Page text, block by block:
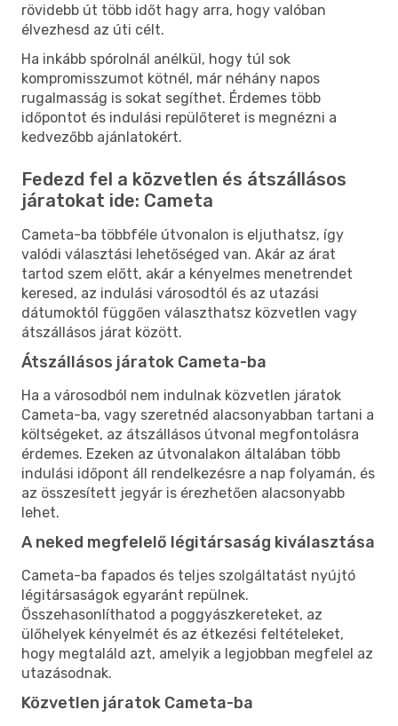
rövidebb út több időt hagy arra, hogy valóban
élvezhesd az úti célt.
Ha inkább spórolnál anélkül, hogy túl sok
kompromisszumot kötnél, már néhány napos
rugalmasság is sokat segíthet. Érdemes több
időpontot és indulási repülőteret is megnézni a
kedvezőbb ajánlatokért.
Fedezd fel a közvetlen és átszállásos
járatokat ide: Cameta
Cameta-ba többféle útvonalon is eljuthatsz, így
valódi választási lehetőséged van. Akár az árat
tartod szem előtt, akár a kényelmes menetrendet
keresed, az indulási városodtól és az utazási
dátumoktól függően választhatsz közvetlen vagy
átszállásos járat között.
Átszállásos járatok Cameta-ba
Ha a városodból nem indulnak közvetlen járatok
Cameta-ba, vagy szeretnéd alacsonyabban tartani a
költségeket, az átszállásos útvonal megfontolásra
érdemes. Ezeken az útvonalakon általában több
indulási időpont áll rendelkezésre a nap folyamán, és
az összesített jegyár is érezhetően alacsonyabb
lehet.
A neked megfelelő légitársaság kiválasztása
Cameta-ba fapados és teljes szolgáltatást nyújtó
légitársaságok egyaránt repülnek.
Összehasonlíthatod a poggyászkereteket, az
ülőhelyek kényelmét és az étkezési feltételeket,
hogy megtaláld azt, amelyik a legjobban megfelel az
utazásodnak.
Közvetlen járatok Cameta-ba